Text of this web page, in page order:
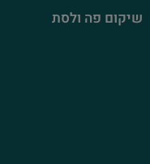
שיקום פה ולסת